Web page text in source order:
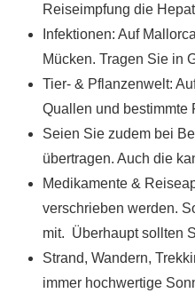
Reiseimpfung die
Infektionen: Auf
Mücken. Tragen Sie in
Tier- & Pflanzen­welt:
Quallen und bestimmte
Seien Sie zudem bei
übertragen. Auch die
Medi­kamente &
verschrieben werden.
mit. Überhaupt sollten
Strand, Wandern,
immer hochwertige